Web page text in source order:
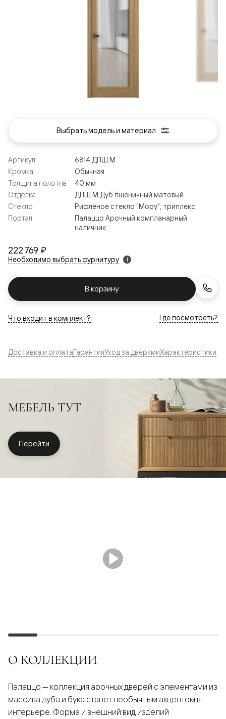
222 769 ₽
Необходимо выбрать фурнитуру i
В корзину
Артикул
6814 ДПШ.М
Кромка
Обычная
Толщина полотна
40 мм
Отделка
ДПШ.М Дуб пшеничный матовый
Стекло
Рифлёное стекло "Мору", триплекс
Портал
Палаццо Арочный компланарный
наличник
Что входит в комплект? Где посмотреть?
Выбрать модель и материал
Доставка и оплатаГарантияУход за дверямиХарактеристики
МЕБЕЛЬ ТУТ
Перейти
О КОЛЛЕКЦИИ
Палаццо — коллекция арочных дверей с элементами из
массива дуба и бука станет необычным акцентом в
интерьере. Форма и внешний вид изделий